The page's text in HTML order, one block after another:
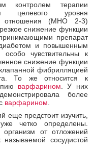
контролем терапии
уровня
отношения (МНО 2-3)
снижение функции
препарат
и повышенным
чувствительны к
снижение функции
фибрилляцией
То же относится к
варфарином. У них
более
варфарином.
еще предстоит изучить,
четко определены.
от отложений
называемой сосудистой